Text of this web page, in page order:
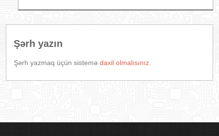
Şərh yazın
Şərh yazmaq üçün sistemə daxil olmalısınız.